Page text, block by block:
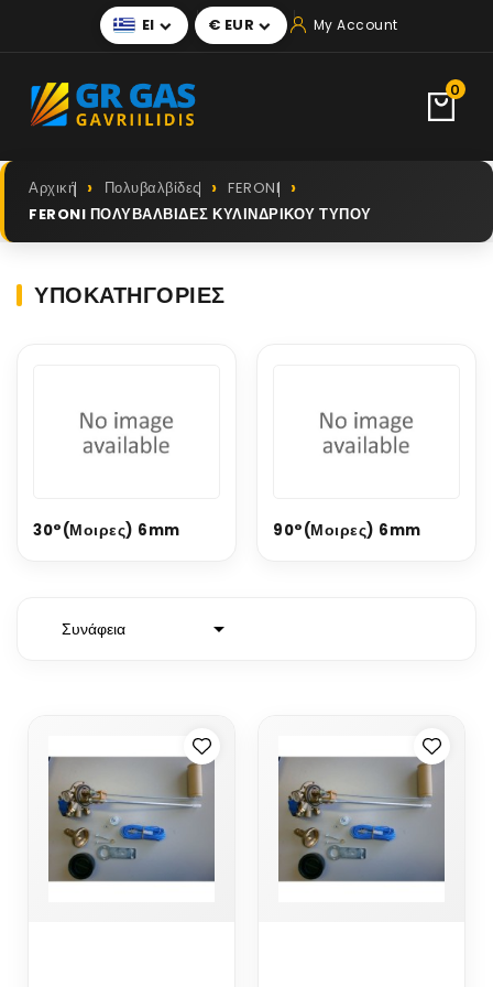
El  € EUR  My Account
0
Αρχική Πολυβαλβίδες
FERONI
FERONI ΠΟΛΥΒΑΛΒΙΔΕΣ ΚΥΛΙΝΔΡΙΚΟΥ ΤΥΠΟΥ
ΥΠΟΚΑΤΗΓΟΡΊΕΣ
30°(μοιρες) 6mm 90°(μοιρες) 6mm
Συνάφεια 